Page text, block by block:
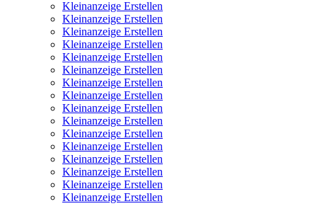
Kleinanzeige Erstellen
Kleinanzeige Erstellen
Kleinanzeige Erstellen
Kleinanzeige Erstellen
Kleinanzeige Erstellen
Kleinanzeige Erstellen
Kleinanzeige Erstellen
Kleinanzeige Erstellen
Kleinanzeige Erstellen
Kleinanzeige Erstellen
Kleinanzeige Erstellen
Kleinanzeige Erstellen
Kleinanzeige Erstellen
Kleinanzeige Erstellen
Kleinanzeige Erstellen
Kleinanzeige Erstellen